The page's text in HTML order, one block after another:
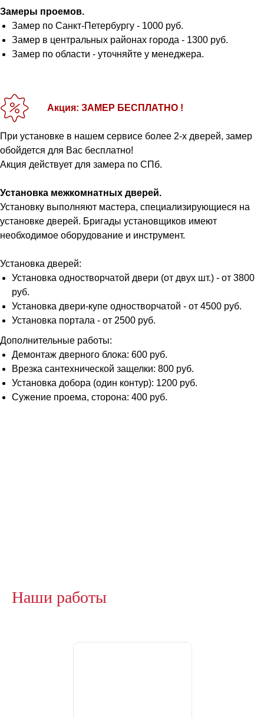
Замеры проемов.
Замер по Санкт-Петербургу - 1000 руб.
Замер в центральных районах города - 1300 руб.
Замер по области - уточняйте у менеджера.
Акция: ЗАМЕР БЕСПЛАТНО !
При установке в нашем сервисе более 2-х дверей, замер
обойдется для Вас бесплатно!
Акция действует для замера по СПб.
Установка межкомнатных дверей.
Установку выполняют мастера, специализирующиеся на
установке дверей. Бригады установщиков имеют
необходимое оборудование и инструмент.
Установка дверей:
Установка одностворчатой двери (от двух шт.) - от 3800
руб.
Установка двери-купе одностворчатой - от 4500 руб.
Установка портала - от 2500 руб.
Дополнительные работы:
Демонтаж дверного блока: 600 руб.
Врезка сантехнической защелки: 800 руб.
Установка добора (один контур): 1200 руб.
Сужение проема, сторона: 400 руб.
Наши работы